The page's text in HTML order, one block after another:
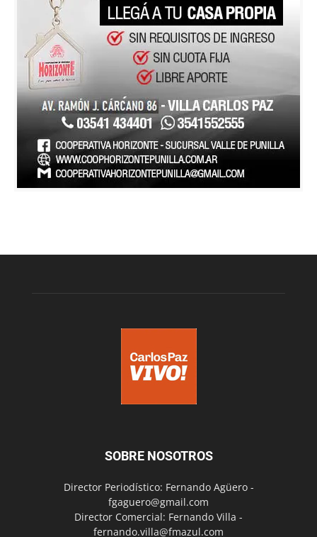
SOBRE NOSOTROS
Director Periodístico: Fernando Agüero -
fgaguero@gmail.com
Director Comercial: Fernando Villa -
fernando.villa@fmazul.com